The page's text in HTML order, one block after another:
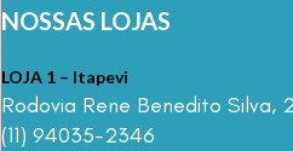
NOSSAS LOJAS
LOJA 1 – Itapevi
Rodovia Rene Benedito Silva,
(11) 94035-2346